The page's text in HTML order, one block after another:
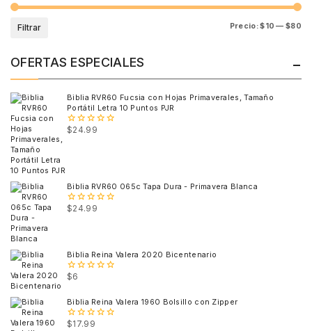
Filtrar Precio:$10 —$80
OFERTAS ESPECIALES
Biblia RVR60 Fucsia con Hojas Primaverales, Tamaño
Portátil Letra 10 Puntos PJR
0
$24.99
Biblia RVR60 065c Tapa Dura - Primavera Blanca
0
$24.99
Biblia Reina Valera 2020 Bicentenario
0
5
$6
Biblia Reina Valera 1960 Bolsillo con Zipper
0
$17.99